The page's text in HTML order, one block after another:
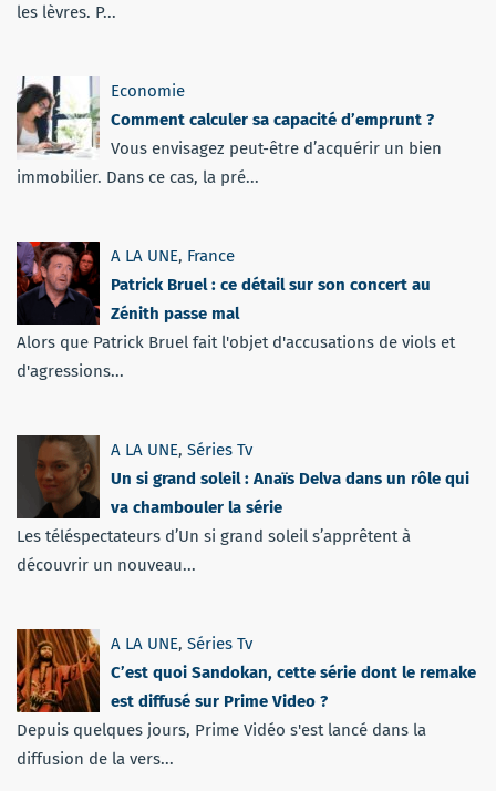
les lèvres. P...
Economie
Comment calculer sa capacité d’emprunt ?
Vous envisagez peut-être d’acquérir un bien
immobilier. Dans ce cas, la pré...
A LA UNE, France
Patrick Bruel : ce détail sur son concert au
Zénith passe mal
Alors que Patrick Bruel fait l'objet d'accusations de viols et
d'agressions...
A LA UNE, Séries Tv
Un si grand soleil : Anaïs Delva dans un rôle qui
va chambouler la série
Les téléspectateurs d’Un si grand soleil s’apprêtent à
découvrir un nouveau...
A LA UNE, Séries Tv
C’est quoi Sandokan, cette série dont le remake
est diffusé sur Prime Video ?
Depuis quelques jours, Prime Vidéo s'est lancé dans la
diffusion de la vers...